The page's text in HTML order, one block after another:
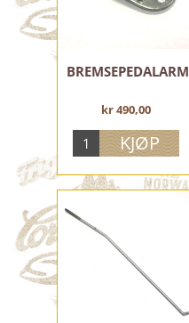
BREMSEPEDALARM
kr 490,00